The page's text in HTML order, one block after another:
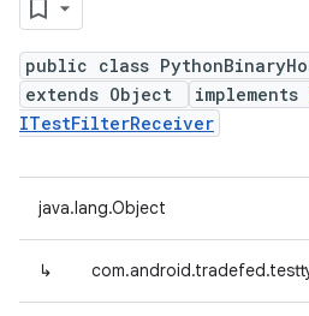
public class
extends Object
implements
ITestFilterReceiver
java.lang.Object
↳